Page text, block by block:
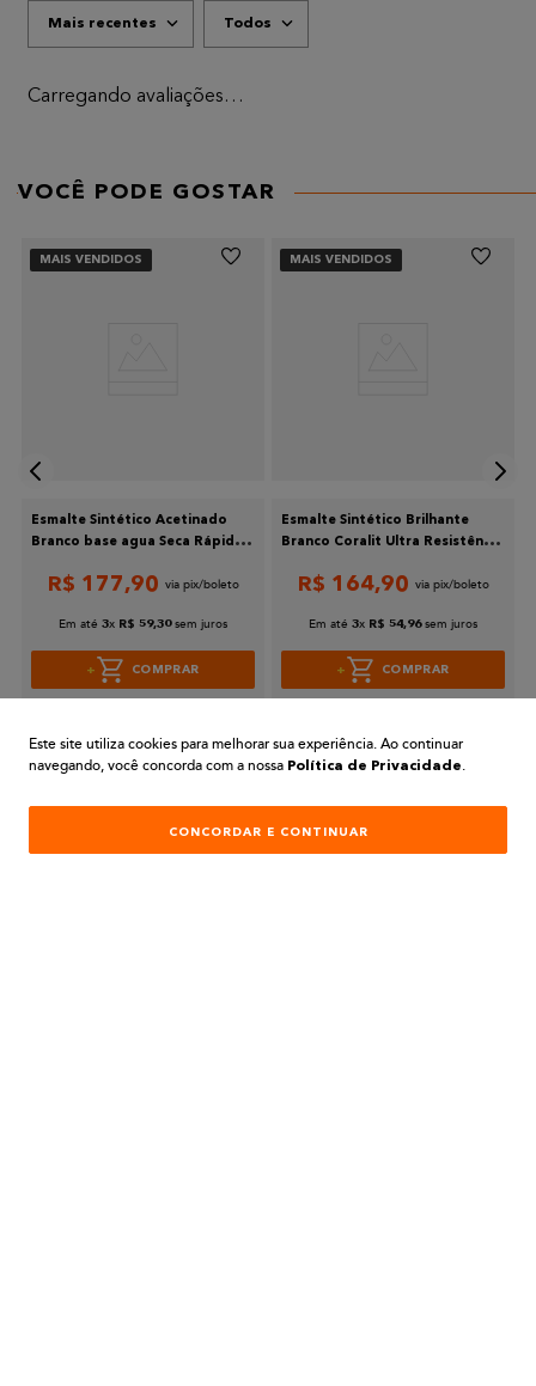
★ ★★★★
Enviar avaliação
Mais recentes Todos
Carregando avaliações…
VOCÊ PODE GOSTAR
MAIS VENDIDOS
Esmalte Sintético Acetinado
Branco base agua Seca Rápido
R$ 177,90
Em até 3x R$ 59,30 sem juros
COMPRAR
MAIS VENDIDOS
Esmalte Sintético Brilhante
Branco Coralit Ultra Resistência
R$ 164,90
Em até 3x R$ 54 ,96 sem juros
COMPRAR
PREÇOS EXCLUSIVOSPARA COMPRAS REALIZADAS NO SITE
Este site utiliza cookies para melhorar sua experiência. Ao continuar
navegando, você concorda com a nossa Política de Privacidade.
CONCORDAR E CONTINUAR